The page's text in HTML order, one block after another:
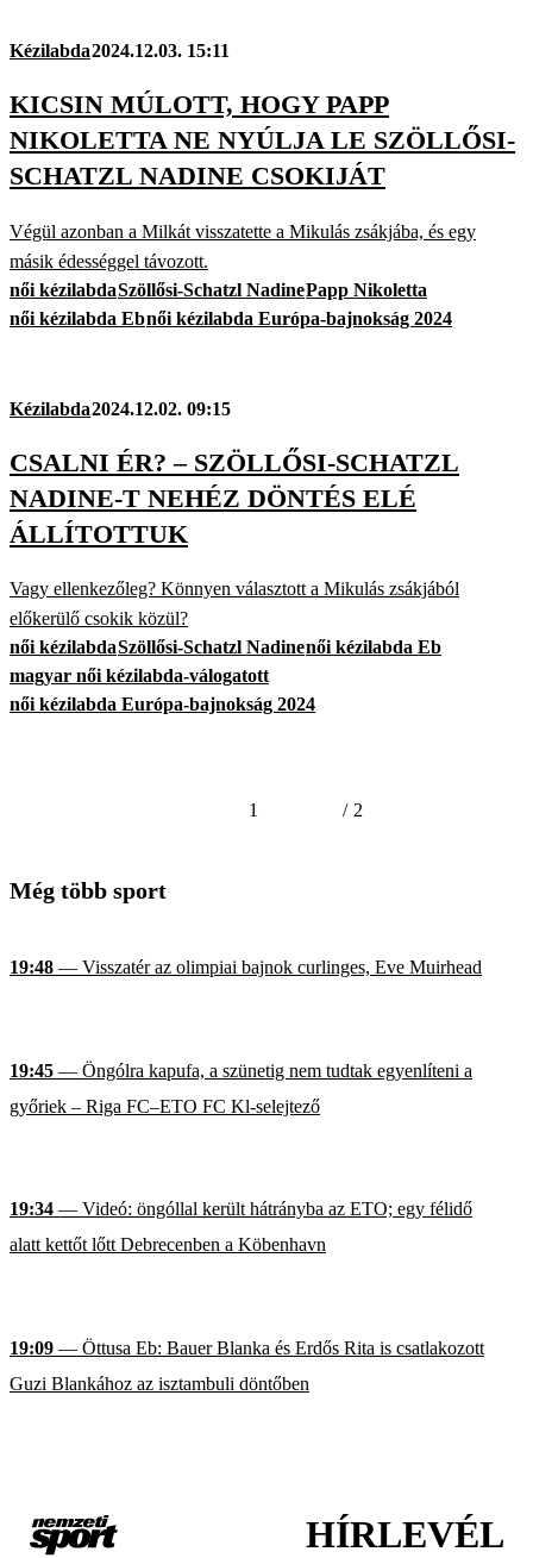
Kézilabda2024.12.03. 15:11
KICSIN MÚLOTT, HOGY PAPP
NIKOLETTA NE NYÚLJA LE SZÖLLŐSI-
SCHATZL NADINE CSOKIJÁT
Végül azonban a Milkát visszatette a Mikulás zsákjába, és egy
másik édességgel távozott.
női kézilabdaSzöllősi-Schatzl NadinePapp Nikoletta
női kézilabda Ebnői kézilabda Európa-bajnokság 2024
Kézilabda2024.12.02. 09:15
CSALNI ÉR? – SZÖLLŐSI-SCHATZL
NADINE-T NEHÉZ DÖNTÉS ELÉ
ÁLLÍTOTTUK
Vagy ellenkezőleg? Könnyen választott a Mikulás zsákjából
előkerülő csokik közül?
női kézilabdaSzöllősi-Schatzl Nadinenői kézilabda Eb
magyar női kézilabda-válogatott
női kézilabda Európa-bajnokság 2024
1 / 2
Még több sport
19:48 — Visszatér az olimpiai bajnok curlinges, Eve Muirhead
19:45 — Öngólra kapufa, a szünetig nem tudtak egyenlíteni a
győriek – Riga FC–ETO FC Kl-selejtező
19:34 — Videó: öngóllal került hátrányba az ETO; egy félidő
alatt kettőt lőtt Debrecenben a Köbenhavn
19:09 — Öttusa Eb: Bauer Blanka és Erdős Rita is csatlakozott
Guzi Blankához az isztambuli döntőben
HÍRLEVÉL